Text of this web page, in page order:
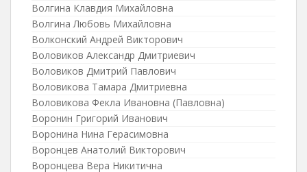
Волгина Клавдия Михайловна
Волгина Любовь Михайловна
Волконский Андрей Викторович
Воловиков Александр Дмитриевич
Воловиков Дмитрий Павлович
Воловикова Тамара Дмитриевна
Воловикова Фекла Ивановна (Павловна)
Воронин Григорий Иванович
Воронина Нина Герасимовна
Воронцев Анатолий Викторович
Воронцева Вера Никитична